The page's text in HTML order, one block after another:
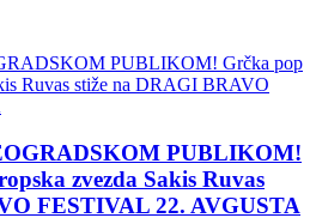
PUBLIKOM!
zvezda Sakis Ruvas
FESTIVAL 22. AVGUSTA